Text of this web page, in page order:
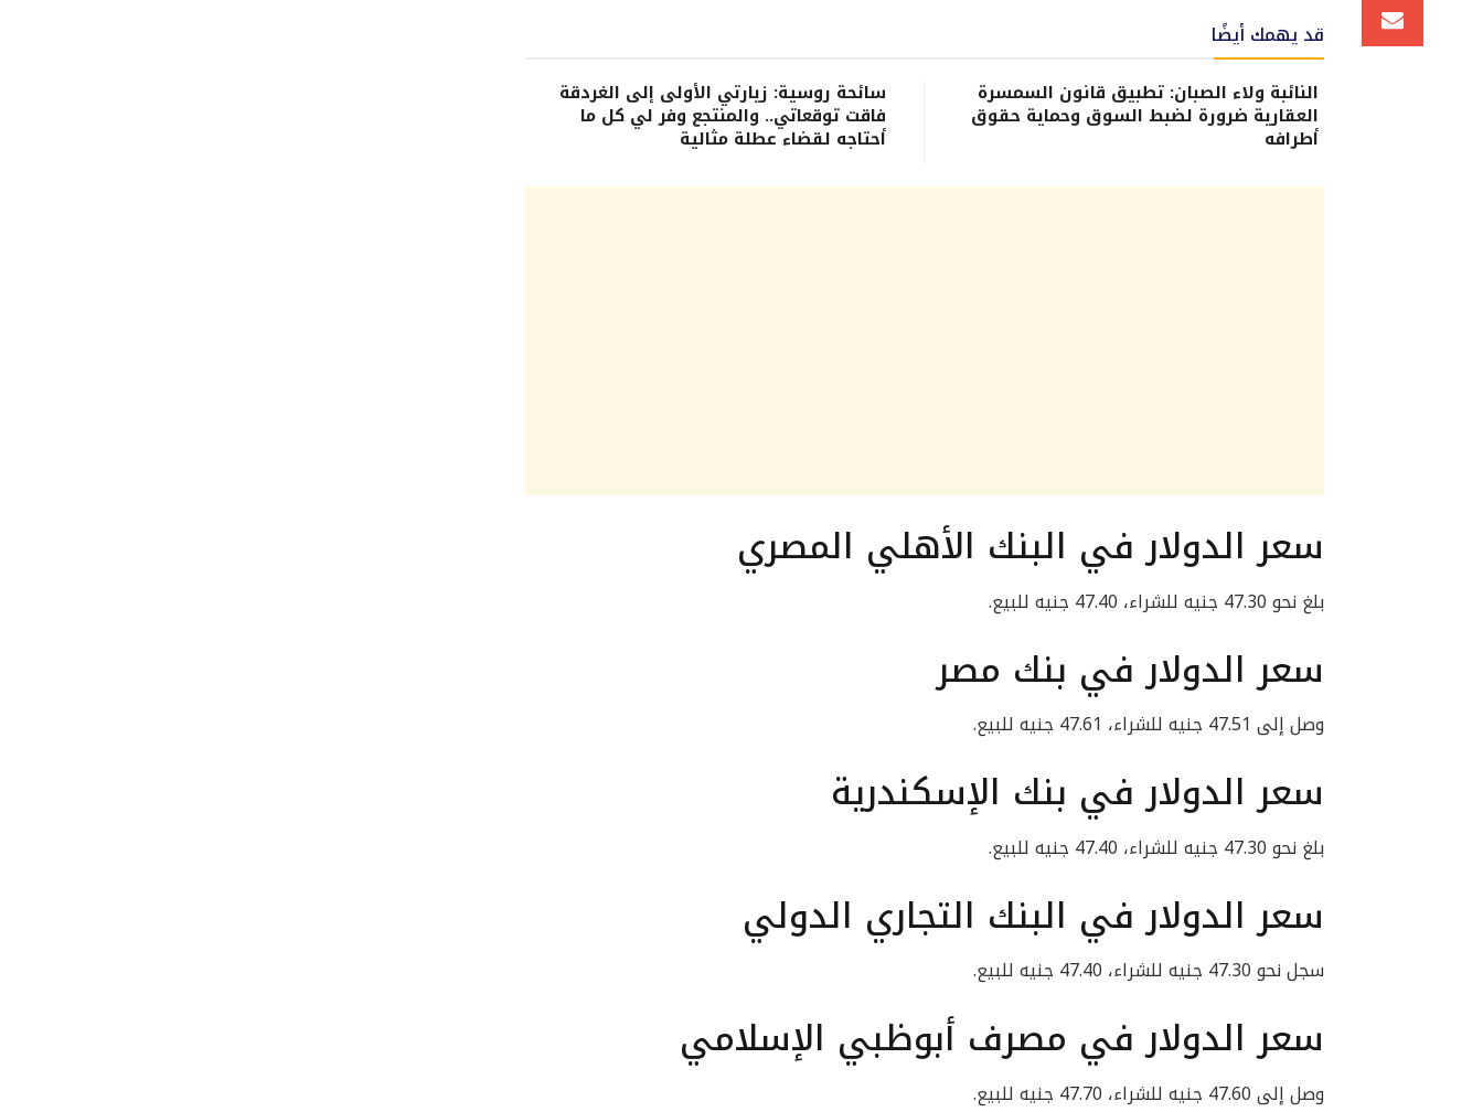
قد يهمك أيضًا
النائبة ولاء الصبان: تطبيق قانون السمسرة
العقارية ضرورة لضبط السوق وحماية حقوق
أطرافه
سائحة روسية: زيارتي الأولى إلى الغردقة
فاقت توقعاتي.. والمنتجع وفر لي كل ما
أحتاجه لقضاء عطلة مثالية
سعر الدولار في البنك الأهلي المصري
بلغ نحو 47.30 جنيه للشراء، 47.40 جنيه للبيع.
سعر الدولار في بنك مصر
وصل إلى 47.51 جنيه للشراء، 47.61 جنيه للبيع.
سعر الدولار في بنك الإسكندرية
بلغ نحو 47.30 جنيه للشراء، 47.40 جنيه للبيع.
سعر الدولار في البنك التجاري الدولي
سجل نحو 47.30 جنيه للشراء، 47.40 جنيه للبيع.
سعر الدولار في مصرف أبوظبي الإسلامي
وصل إلى 47.60 جنيه للشراء، 47.70 جنيه للبيع.